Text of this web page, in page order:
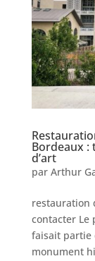
Bordeaux :
d’art
par Arthur
restauration
contacter Le
faisait partie
monument